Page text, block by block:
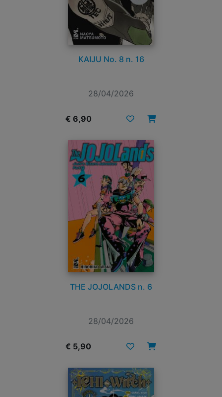
KAIJU No. 8 n. 16
28/04/2026
€ 6,90
THE JOJOLANDS n. 6
28/04/2026
€ 5,90